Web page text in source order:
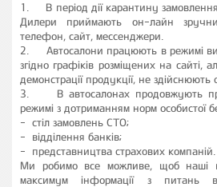
1. В період дії карантину
Дилери приймають он-лайн
телефон, сайт, мессенджери.
2. Автосалони працюють в режимі
згідно графіків розміщених на сайті,
демонстрації продукції, не
3. В автосалонах продовжують
режимі з дотриманням норм особистої
- стіл замовлень СТО;
- відділення банків;
- представництва страхових компаній.
Ми робимо все можливе, щоб наші
максимум інформації з питань